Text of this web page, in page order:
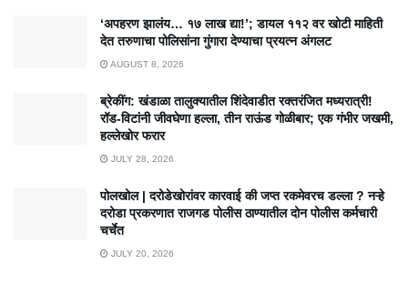
‘अपहरण झालंय… १७ लाख द्या!’; डायल ११२ वर खोटी माहिती
देत तरुणाचा पोलिसांना गुंगारा देण्याचा प्रयत्न अंगलट
AUGUST 8, 2026
ब्रेकींग: खंडाळा तालुक्यातील शिंदेवाडीत रक्तरंजित मध्यरात्री!
रॉड-विटांनी जीवघेणा हल्ला, तीन राऊंड गोळीबार; एक गंभीर जखमी,
हल्लेखोर फरार
JULY 28, 2026
पोलखोल | दरोडेखोरांवर कारवाई की जप्त रकमेवरच डल्ला ? नऱ्हे
दरोडा प्रकरणात राजगड पोलीस ठाण्यातील दोन पोलीस कर्मचारी
चर्चेत
JULY 20, 2026